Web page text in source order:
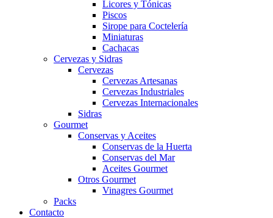
Licores y Tónicas
Piscos
Sirope para Coctelería
Miniaturas
Cachacas
Cervezas y Sidras
Cervezas
Cervezas Artesanas
Cervezas Industriales
Cervezas Internacionales
Sidras
Gourmet
Conservas y Aceites
Conservas de la Huerta
Conservas del Mar
Aceites Gourmet
Otros Gourmet
Vinagres Gourmet
Packs
Contacto